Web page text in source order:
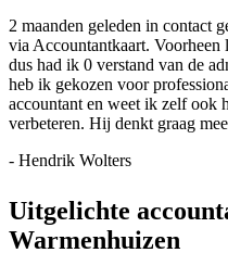
2 maanden geleden in contact
via Accountantkaart. Voorheen
dus had ik 0 verstand van de
heb ik gekozen voor
accountant en weet ik zelf ook
verbeteren. Hij denkt graag
- Hendrik Wolters
Uitgelichte
Warmenhuizen